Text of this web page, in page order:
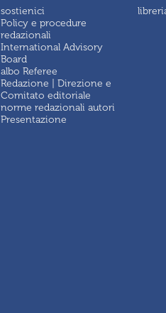
sostienici
Policy e procedure
redazionali
International Advisory
Board
albo Referee
Redazione | Direzione e
Comitato editoriale
norme redazionali autori
Presentazione